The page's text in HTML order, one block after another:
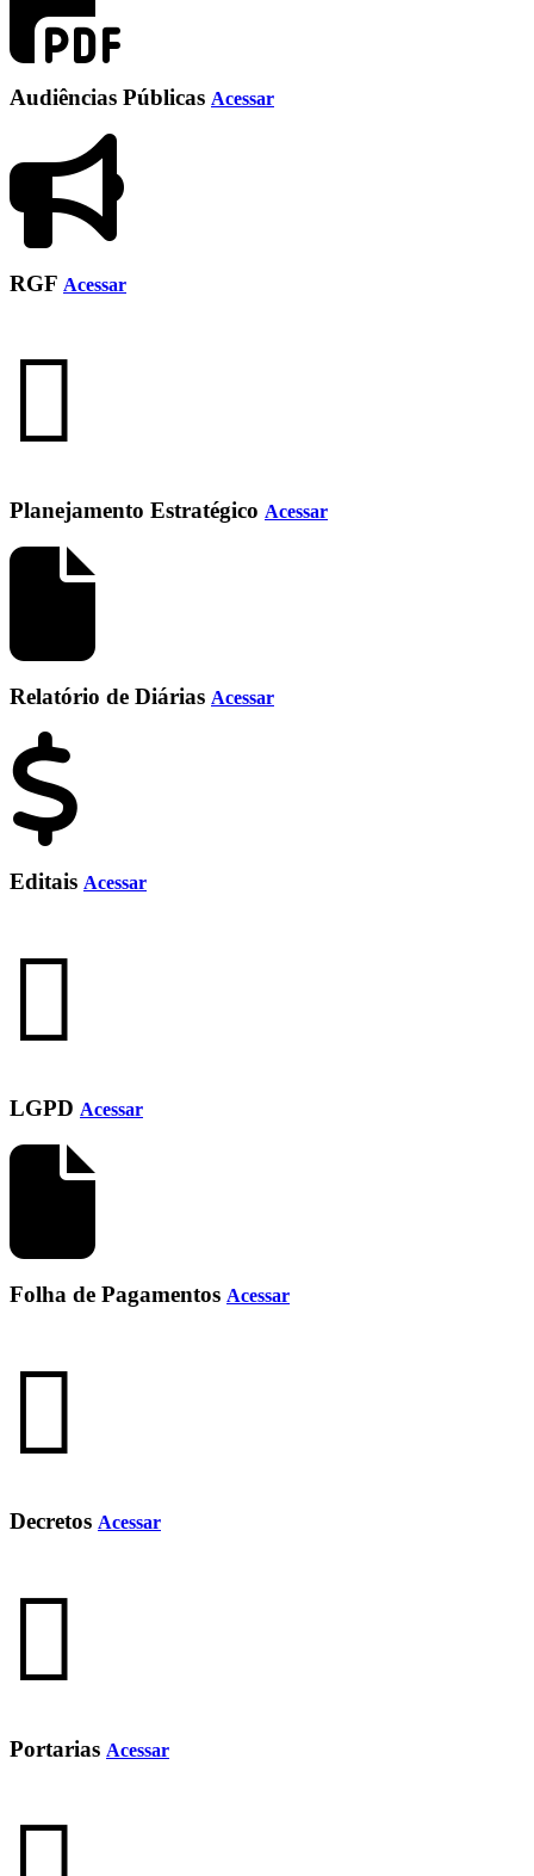
Audiências Públicas Acessar
RGF Acessar
Planejamento Estratégico Acessar
Relatório de Diárias Acessar
Editais Acessar
LGPD Acessar
Folha de Pagamentos Acessar
Decretos Acessar
Portarias Acessar